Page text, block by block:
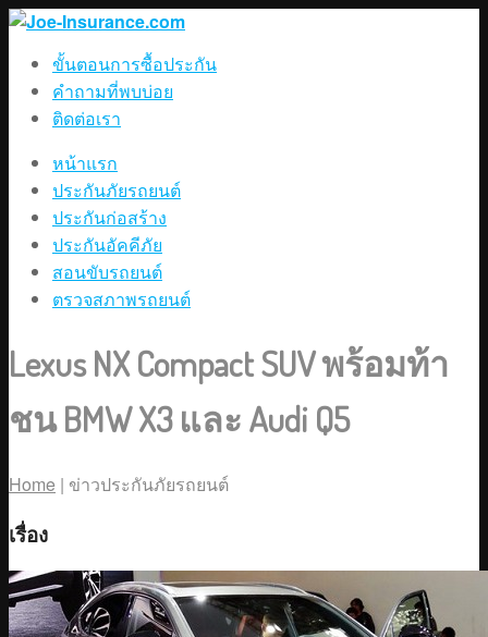
ขั้นตอนการซื้อประกัน
คำถามที่พบบ่อย
ติดต่อเรา
หน้าแรก
ประกันภัยรถยนต์
ประกันก่อสร้าง
ประกันอัคคีภัย
สอนขับรถยนต์
ตรวจสภาพรถยนต์
Lexus NX Compact SUV พร้อมท้า
ชน BMW X3 และ Audi Q5
Home | ข่าวประกันภัยรถยนต์
เรื่อง